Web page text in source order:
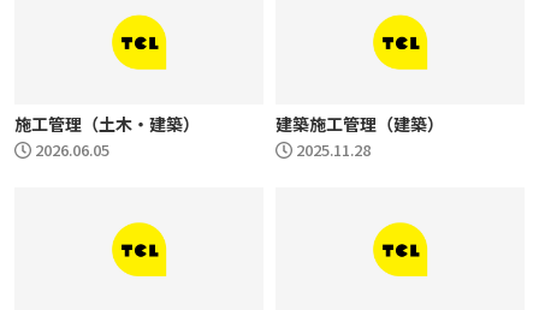
施工管理（土木・建築）
2026.06.05
建築施工管理（建築）
2025.11.28